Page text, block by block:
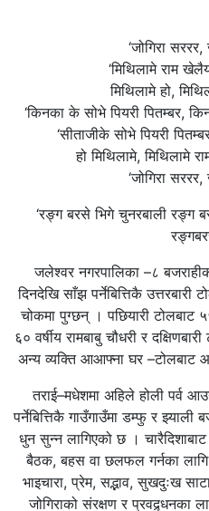
‘जोगिरा सररर,
‘मिथिलामे राम
मिथिलामे हो,
‘किनका के सोभे पियरी पितम्बर,
‘सीताजीके सोभे पियरी
हो मिथिलामे, मिथिलामे
‘जोगिरा सररर,
‘रङ्ग बरसे भिगे चुनरबाली रङ्ग
जलेश्वर नगरपालिका –८
दिनदेखि साँझ पर्नेबित्तिकै उत्तरबारी
चोकमा पुग्छन् । पछियारी टोलबाट
६० वर्षीय रामबाबु चौधरी र
अन्य व्यक्ति आआफ्ना घर –टोलबाट
तराई–मधेशमा अहिले होली पर्व
पर्नेबित्तिकै गाउँगाउँमा डम्फु र
धुन सुन्न लागिएको छ ।
बैठक, बहस वा छलफल गर्नका
भाइचारा, प्रेम, सद्भाव, सुखदुःख
जोगिराको संरक्षण र प्रवद्र्धनका